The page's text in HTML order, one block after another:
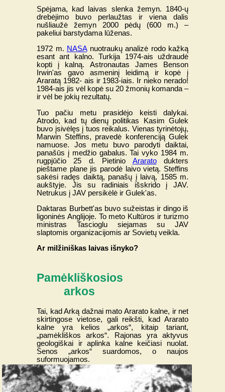
Spėjama, kad laivas slenka žemyn. 1840-ų
drebėjimo buvo perlaužtas ir viena dalis
nušliaužė žemyn 2000 pėdų (600 m.) –
pakeliui barstydama lūženas.
1972 m. NASAnuotraukų analizė rodo kažką
esant ant kalno. Turkija 1974-ais uždraudė
kopti į kalną. Astronautas James Benson
Irwin'as gavo asmeninį leidimą ir kopė į
Araratą 1982- ais ir 1983-iais. Ir nieko nerado!
1984-ais jis vėl kopė su 20 žmonių komanda –
ir vėl be jokių rezultatų.
Tuo pačiu metu prasidėjo keisti dalykai.
Atrodo, kad tų dienų politikas Kasim Gulek
buvo įsivėlęs į tuos reikalus. Vienas tyrinėtojų,
Marwin Steffins, pravedė konferenciją Gulek
namuose. Jos metu buvo parodyti daiktai,
panašūs į medžio gabalus. Tai vyko 1984 m.
rugpjūčio 25 d. Pietinio Araratodukters
pieštame plane jis parodė laivo vietą. Steffins
sakėsi radęs daiktą, panašų į laivą, 1585 m.
aukštyje. Jis su radiniais išskrido į JAV.
Netrukus į JAV persikėlė ir Gulek'as.
Daktaras Burbett'as buvo sužeistas ir dingo iš
ligoninės Anglijoje. To meto Kultūros ir turizmo
ministras Tascioglu siejamas su JAV
slaptomis organizacijomis ar Sovietų veikla.
Ar milžiniškas laivas išnyko?
Pamėkliškosios
arkos
Tai, kad Arką dažnai mato Ararato kalne, ir net
skirtingose vietose, gali reikšti, kad Ararato
kalne yra kelios „arkos“, kitaip tariant,
„pamėkliškos arkos“. Rajonas yra aktyvus
geologiškai ir aplinka kalne keičiasi nuolat.
Senos „arkos“ suardomos, o naujos
suformuojamos.